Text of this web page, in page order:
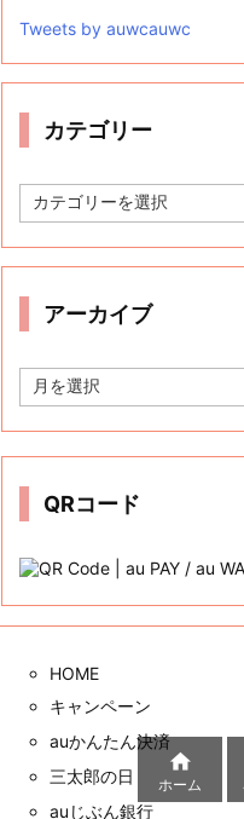
Tweets by auwcauwc
カテゴリー
テ
リ
アーカイブ
ー
QRコード
HOME
キャンペーン
auかんたん決済
三太郎の日
auじぶん銀行

ホーム